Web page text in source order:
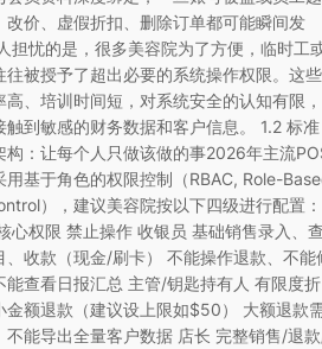
改价、虚假折扣、删除订单都可能瞬间发
担忧的是，很多美容院为了方便，临时工
往被授予了超出必要的系统操作权限。这些
高、培训时间短，对系统安全的认知有限，
触到敏感的财务数据和客户信息。 1.2 标准
构：让每个人只做该做的事2026年主流
用基于角色的权限控制（RBAC, Role-
），建议美容院按以下四级进行配置：
心权限 禁止操作 收银员 基础销售录入、查
、收款（现金/刷卡） 不能操作退款、不能
能查看日报汇总 主管/钥匙持有人 有限度折
金额退款（建议设上限如$50） 大额退款
不能导出全量客户数据 店长 完整销售/退